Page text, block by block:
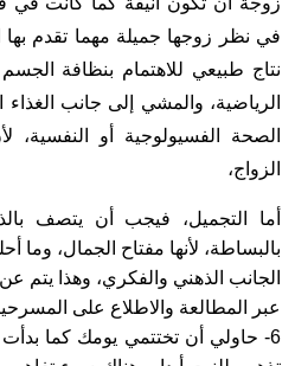
في نظر زوجها جميلة مهما تقدم
نتاج طبيعي للاهتمام بنظافة
الرياضية، والمشي إلى جانب الغذاء
الصحة الفسيولوجية أو
الزواج،
أما التجميل، فيجب أن يتصف
بالبساطة، لأنها مفتاح الجمال، وما
الجانب الذهني والفكري، وهذا يتم
عبر المطالعة والاطلاع على
6- حاولي أن تختتمي يومك كما